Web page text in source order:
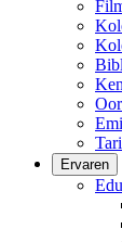
Ervaren